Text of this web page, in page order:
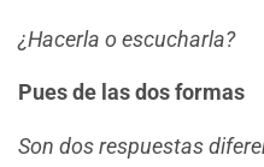
¿Hacerla o escucharla?
Pues de las dos formas
Son dos respuestas